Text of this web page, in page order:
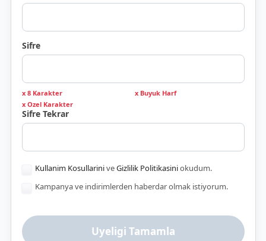
Sifre
x 8 Karakter
x Buyuk Harf
x Ozel Karakter
Sifre Tekrar
Kullanim KosullariniveGizlilik Politikasiniokudum.
Kampanya ve indirimlerden haberdar olmak istiyorum.
Uyeligi Tamamla